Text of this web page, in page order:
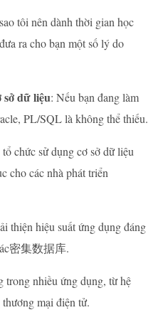
tôi nên dành thời gian học
ra cho bạn một số lý do
dữ liệu: Nếu bạn đang làm
PL/SQL là không thể thiếu.
chức sử dụng cơ sở dữ liệu
cho các nhà phát triển
thiện hiệu suất ứng dụng đáng
密集数据库.
trong nhiều ứng dụng, từ hệ
mại điện tử.